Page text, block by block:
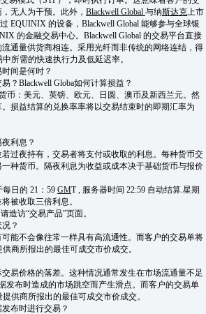
无人为干预。此外， Blackwell Global 与纳斯达克上市
EQUINIX 的设备，Blackwell Global 能够参与全球银
的金融交易中心。Blackwell Global 的交易平台直接
通量供货商相连。采用光纤而非传统的网络连结，得
所需的快速执行力及低延迟率。
间是何时？
？Blackwell Globa如何计算损益？
币：美元、英镑、欧元、日圆、澳币及新西兰元。然
损益结算的兑换率率将以交易结束时的即期汇率为
利息？
过夜持有，交易者将支付或收取的利息。每种货币交
种货币。隔夜利息为收益或成本决于基础货币与报价
每日的 21：59 GMT , 服务器时间 22:59 自动结算.星期
被收取三倍利息。
造访“交易产品”页面。
？
能不会像往常一样具有高流通性。而客户的交易单将
商所报出的最佳可成交市价成交。
易价格的落差。这种情况通常发生在市场流通量不足
发布时造成的市场跳空而产生滑点。而客户的交易单
供商所报出的最佳可成交市价成交。
布时进行交易？